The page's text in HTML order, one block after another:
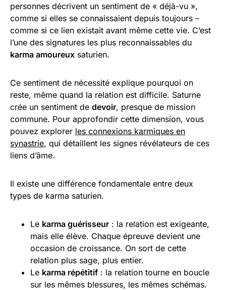
personnes décrivent un sentiment de « déjà-vu »,
comme si elles se connaissaient depuis toujours –
comme si ce lien existait avant même cette vie. C’est
l’une des signatures les plus reconnaissables du
karma amoureux saturien.
Ce sentiment de nécessité explique pourquoi on
reste, même quand la relation est difficile. Saturne
crée un sentiment de devoir, presque de mission
commune. Pour approfondir cette dimension, vous
pouvez explorer les connexions karmiques en
synastrie, qui détaillent les signes révélateurs de ces
liens d’âme.
Il existe une différence fondamentale entre deux
types de karma saturien.
Le karma guérisseur : la relation est exigeante,
mais elle élève. Chaque épreuve devient une
occasion de croissance. On sort de cette
relation plus sage, plus entier.
Le karma répétitif : la relation tourne en boucle
sur les mêmes blessures, les mêmes schémas.